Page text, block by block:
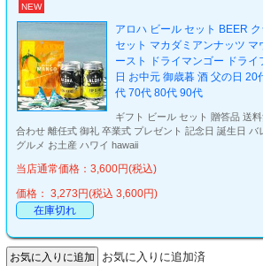
NEW
アロハ ビール セット BEER
セット マカダミアンナッツ マ
ースト ドライマンゴー ドラ
日 お中元 御歳暮 酒 父の日
代 70代 80代 90代
ギフト ビール セット 贈答品 送
合わせ 離任式 御礼 卒業式 プレゼント 記念日 誕生日 バ
グルメ お土産 ハワイ hawaii
当店通常価格：3,600円(税込)
価格： 3,273円(税込 3,600円)
在庫切れ
お気に入りに追加済